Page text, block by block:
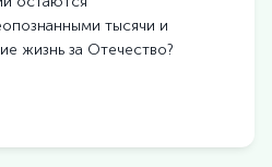
тысячи и
жизнь за Отечество?